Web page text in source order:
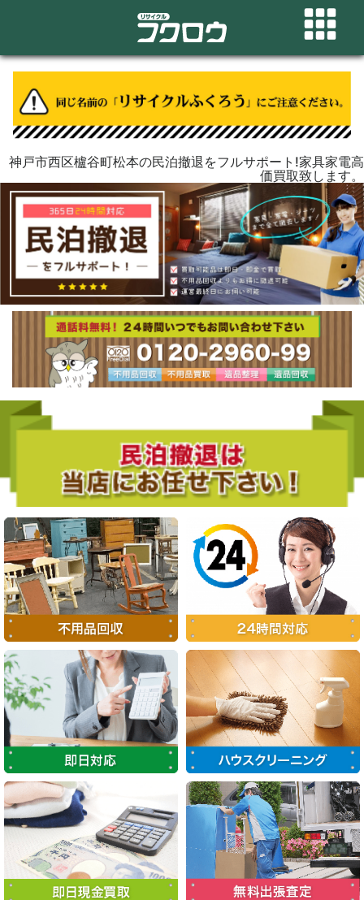
神戸市西区櫨谷町松本の民泊撤退をフルサポート!家具家電高
価買取致します。